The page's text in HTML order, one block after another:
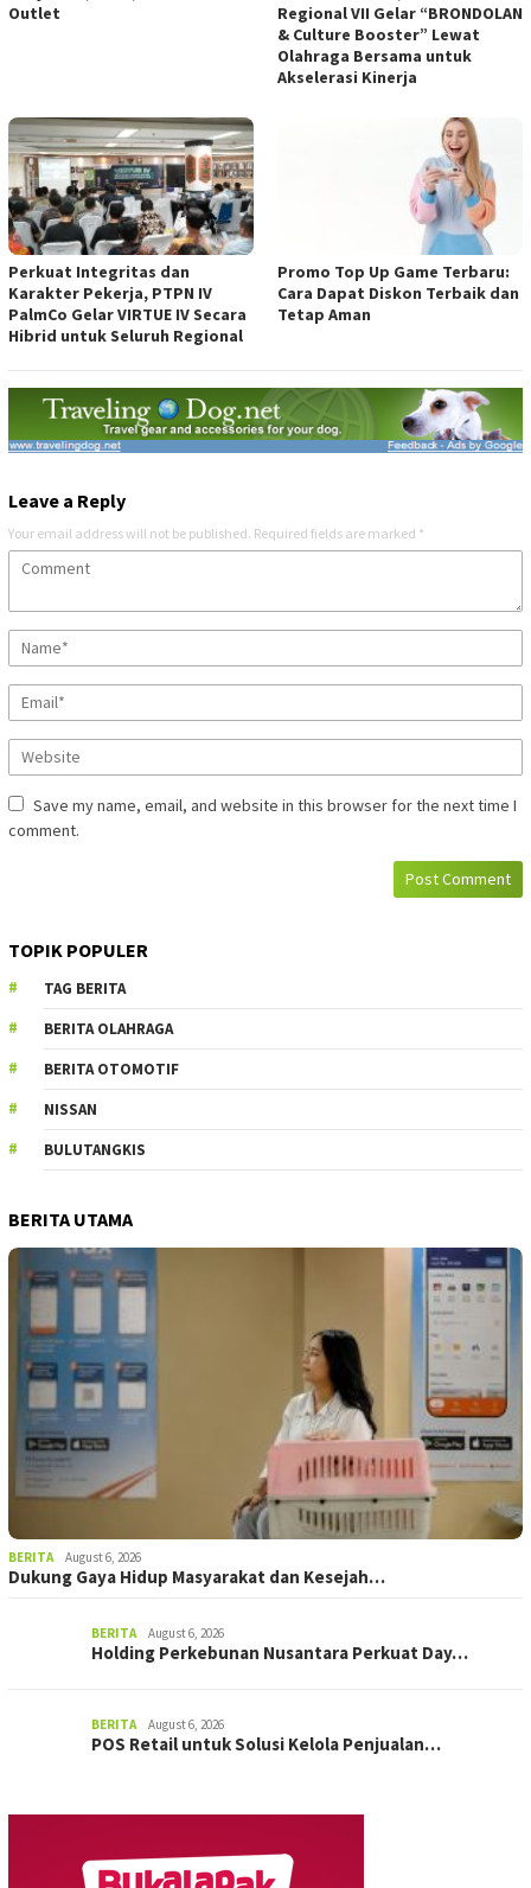
Outlet
Regional VII Gelar “BRONDOLAN
& Culture Booster” Lewat
Olahraga Bersama untuk
Akselerasi Kinerja
Perkuat Integritas dan
Karakter Pekerja, PTPN IV
PalmCo Gelar VIRTUE IV Secara
Hibrid untuk Seluruh Regional
Promo Top Up Game Terbaru:
Cara Dapat Diskon Terbaik dan
Tetap Aman
Leave a Reply
Your email address will not be published. Required fields are marked *
Save my name, email, and website in this browser for the next time I
comment.
TOPIK POPULER
TAG BERITA
BERITA OLAHRAGA
BERITA OTOMOTIF
NISSAN
BULUTANGKIS
BERITA UTAMA
BERITA August 6, 2026
Dukung Gaya Hidup Masyarakat dan Kesejah…
BERITA August 6, 2026
Holding Perkebunan Nusantara Perkuat Day…
BERITA August 6, 2026
POS Retail untuk Solusi Kelola Penjualan…